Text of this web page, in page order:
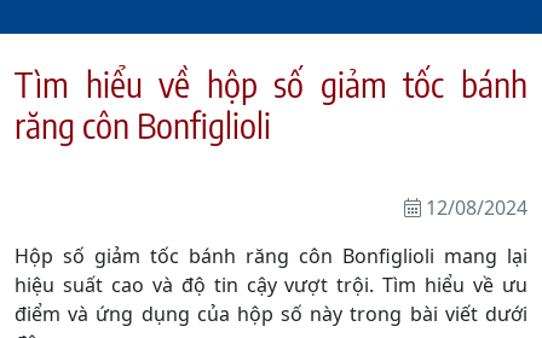
Tìm hiểu về hộp số giảm tốc bánh
răng côn Bonfiglioli
12/08/2024
Hộp số giảm tốc bánh răng côn Bonfiglioli mang lại
hiệu suất cao và độ tin cậy vượt trội. Tìm hiểu về ưu
điểm và ứng dụng của hộp số này trong bài viết dưới